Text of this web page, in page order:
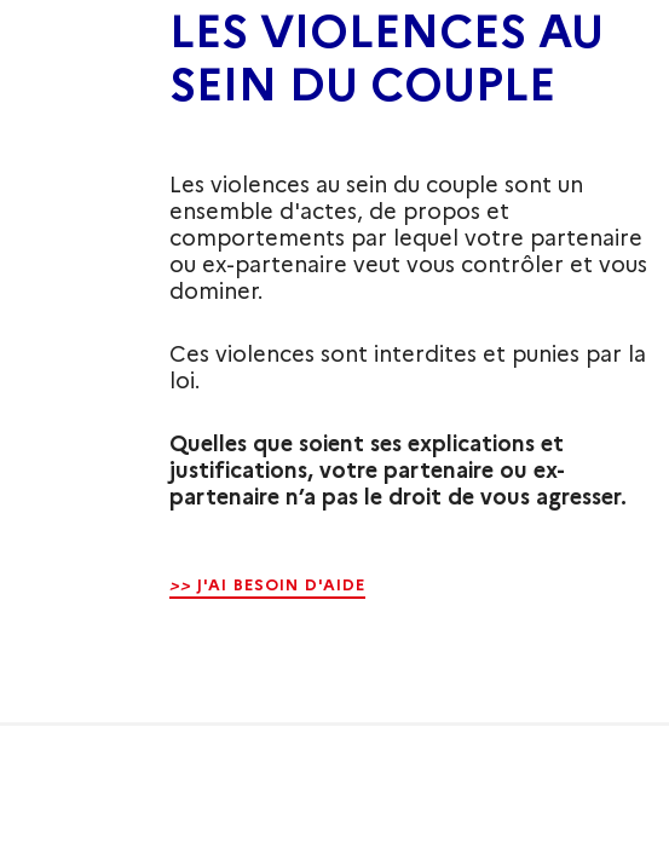
LES VIOLENCES AU
SEIN DU COUPLE
Les violences au sein du couple sont un
ensemble d'actes, de propos et
comportements par lequel votre partenaire
ou ex-partenaire veut vous contrôler et vous
dominer.
Ces violences sont interdites et punies par la
loi.
Quelles que soient ses explications et
justifications, votre partenaire ou ex-
partenaire n’a pas le droit de vous agresser.
>> J'AI BESOIN D'AIDE